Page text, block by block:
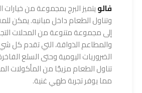
فالويتميز البرج بمجموعة من خيارات
وتناول الطعام داخل مبانيه. يمكن
إلى مجموعة متنوعة من المحلات
والمطاعم الذواقة، التي تقدم كل
الضروريات اليومية وحتى السلع
تناول الطعام مزيجًا من المأكولات
مما يوفر تجربة طهي غنية.